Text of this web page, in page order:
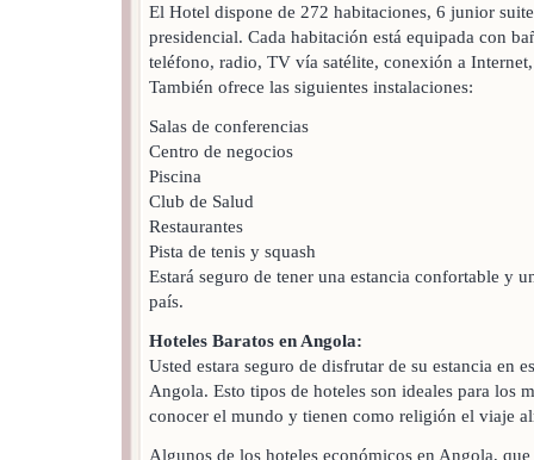
El Hotel dispone de 272 habitaciones, 6 junior
presidencial. Cada habitación está equipada con
teléfono, radio, TV vía satélite, conexión a
También ofrece las siguientes instalaciones:
Salas de conferencias
Centro de negocios
Piscina
Club de Salud
Restaurantes
Pista de tenis y squash
Estará seguro de tener una estancia confortable y
país.
Hoteles Baratos en Angola:
Usted estara seguro de disfrutar de su estancia en
Angola. Esto tipos de hoteles son ideales para los
conocer el mundo y tienen como religión el viaje
Algunos de los hoteles económicos en Angola,